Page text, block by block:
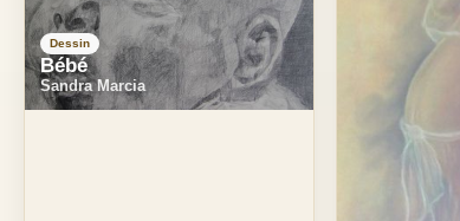
Dessin
Bébé
Sandra Marcia